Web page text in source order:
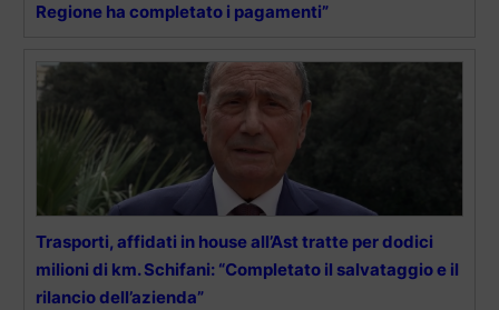
Regione ha completato i pagamenti”
Trasporti, affidati in house all’Ast tratte per dodici
milioni di km. Schifani: “Completato il salvataggio e il
rilancio dell’azienda”